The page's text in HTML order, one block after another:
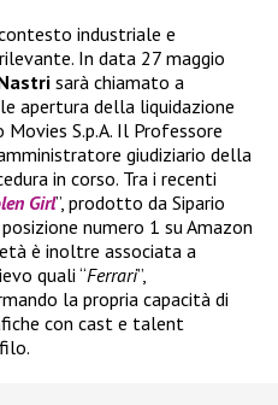
industriale e
In data 27 maggio
sarà chiamato a
apertura della liquidazione
S.p.A. Il Professore
giudiziario della
in corso. Tra i recenti
Girl”, prodotto da Sipario
numero 1 su Amazon
è inoltre associata a
quali “Ferrari”,
la propria capacità di
con cast e talent